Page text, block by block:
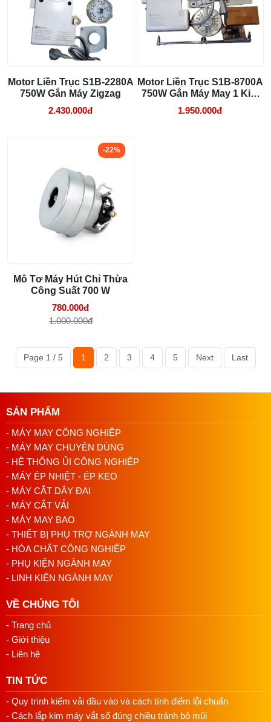
Hướng dẫn lắp đặt mô tơ máy cắt chỉ
Chuẩn bị: Kiểm tra mô tơ và bộ phận lắp ráp, tắt
nguồn điện của máy may.
nối dây điện đúng cách.
Kiểm tra và kiểm soát: Kiểm tra mô tơ, kiểm tra chức
năng và kiểm tra an toàn.
Hoàn tất và vận hành: Lắp đặt lại các bộ phận bảo vệ
và vận hành máy may.
Linh kiện máy cắt vải phổ biến và dấu hiệu
cần thay
29/07/2026 09:14 AM
Motor Liền Trục S1B-2280A
750W Gắn Máy Zigzag
2.430.000đ
Motor Liền Trục S1B-8700A
750W Gắn Máy May 1 Kim
Cơ
1.950.000đ
Mô Tơ Máy Hút Chỉ Thừa
Công Suất 700 W
780.000đ
1.000.000đ
-22%
Page 1 / 5 1 2 3 4 5 Next Last
SẢN PHẨM
- MÁY MAY CÔNG NGHIỆP
- MÁY MAY CHUYÊN DÙNG
- HỆ THỐNG ỦI CÔNG NGHIỆP
- MÁY ÉP NHIỆT - ÉP KEO
- MÁY CẮT DÂY ĐAI
- MÁY CẮT VẢI
- MÁY MAY BAO
- THIẾT BỊ PHỤ TRỢ NGÀNH MAY
- HÓA CHẤT CÔNG NGHIỆP
- PHỤ KIỆN NGÀNH MAY
- LINH KIỆN NGÀNH MAY
VỀ CHÚNG TÔI
- Trang chủ
- Giới thiệu
- Liên hệ
TIN TỨC
- Quy trình kiểm vải đầu vào và cách tính điểm lỗi chuẩn
- Cách lắp kim máy vắt sổ đúng chiều tránh bỏ mũi